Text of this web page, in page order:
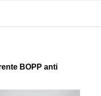
BOPP anti